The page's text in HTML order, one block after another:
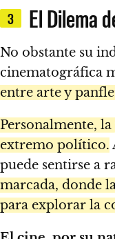
3 El Dilema
No obstante su
cinematográfica
entre arte y
Personalmente,
extremo político.
puede sentirse a
marcada, donde
para explorar la